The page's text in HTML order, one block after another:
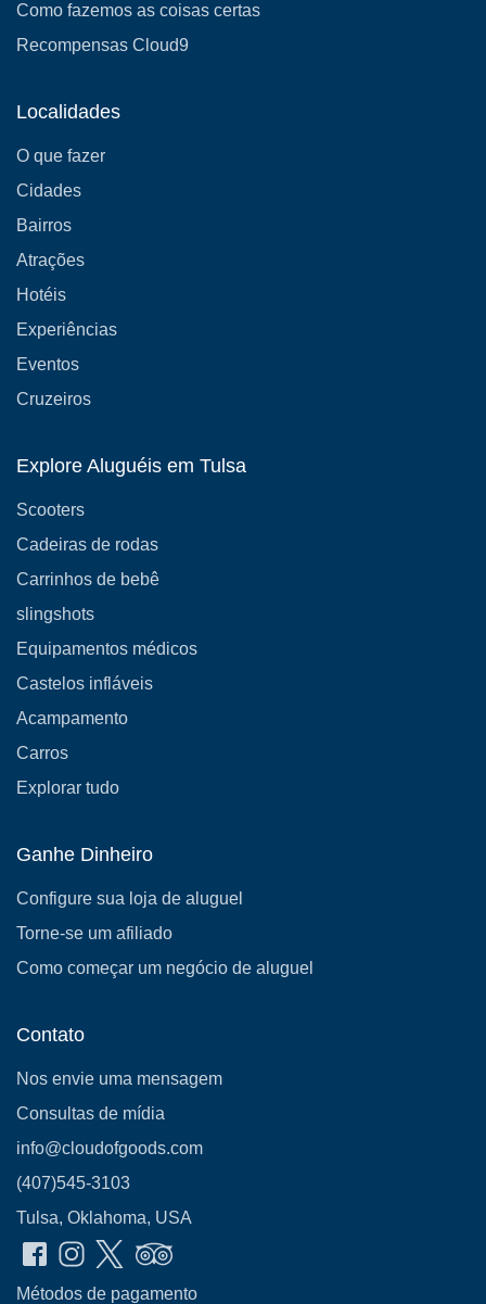
Como fazemos as coisas certas
Recompensas Cloud9
Localidades
O que fazer
Cidades
Bairros
Atrações
Hotéis
Experiências
Eventos
Cruzeiros
Explore Aluguéis em Tulsa
Scooters
Cadeiras de rodas
Carrinhos de bebê
slingshots
Equipamentos médicos
Castelos infláveis
Acampamento
Carros
Explorar tudo
Ganhe Dinheiro
Configure sua loja de aluguel
Torne-se um afiliado
Como começar um negócio de aluguel
Contato
Nos envie uma mensagem
Consultas de mídia
info@cloudofgoods.com
(407)545-3103
Tulsa, Oklahoma, USA
Métodos de pagamento